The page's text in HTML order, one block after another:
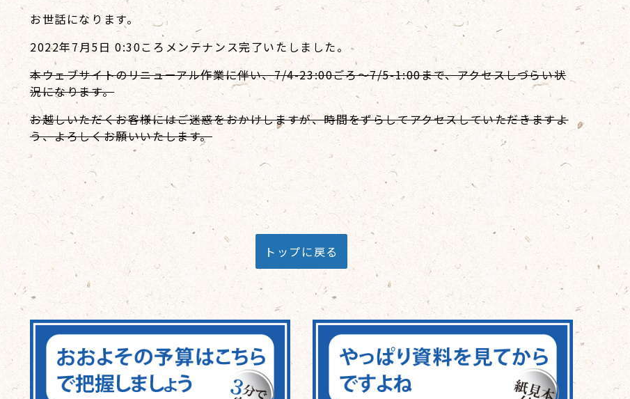
お世話になります。
2022年7月5日 0:30ころメンテナンス完了いたしました。
本ウェブサイトのリニューアル作業に伴い、7/4-23:00ごろ～7/5-1:00まで、アクセスしづらい状
況になります。
お越しいただくお客様にはご迷惑をおかけしますが、時間をずらしてアクセスしていただきますよ
う、よろしくお願いいたします。
トップに戻る